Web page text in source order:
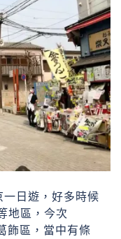
一日遊，好多時候
地區，今次
飾區，當中有條